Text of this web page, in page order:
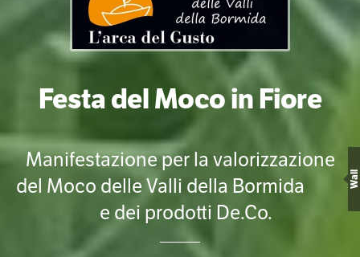
Festa del Moco in Fiore
Manifestazione per la valorizzazione
del Moco delle Valli della Bormida
e dei prodotti De.Co.
Wall